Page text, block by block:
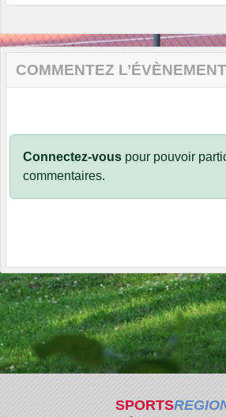
COMMENTEZ L’ÉVÈNEMENT
Connectez-vous pour pouvoir
commentaires.
SPORTS